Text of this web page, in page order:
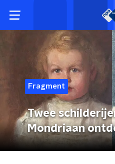
Fragment
Twee
Mondriaan